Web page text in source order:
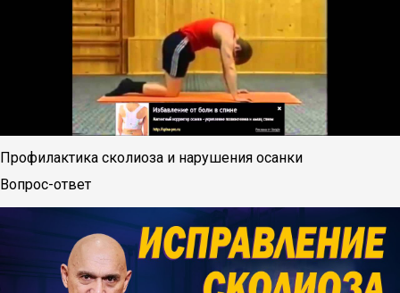
Профилактика сколиоза и нарушения осанки
Вопрос-ответ